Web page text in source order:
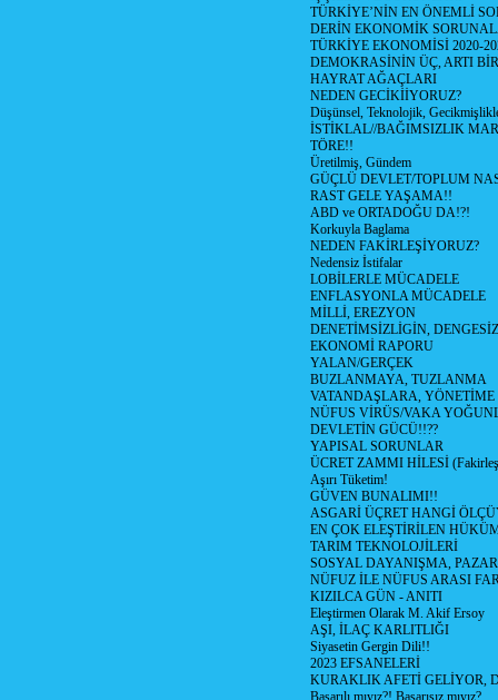
TÜRKİYE’NİN EN ÖNEMLİ
DERİN EKONOMİK
TÜRKİYE EKONOMİSİ 2020-
DEMOKRASİNİN ÜÇ, ARTI
HAYRAT AĞAÇLARI
NEDEN GECİKİİYORUZ?
Düşünsel, Teknolojik,
İSTİKLAL//BAĞIMSIZLIK
TÖRE!!
Üretilmiş, Gündem
GÜÇLÜ DEVLET/TOPLUM
RAST GELE YAŞAMA!!
ABD ve ORTADOĞU DA!?!
Korkuyla Baglama
NEDEN FAKİRLEŞİYORUZ?
Nedensiz İstifalar
LOBİLERLE MÜCADELE
ENFLASYONLA MÜCADELE
MİLLİ, EREZYON
DENETİMSİZLİGİN,
EKONOMİ RAPORU
YALAN/GERÇEK
BUZLANMAYA, TUZLANMA
VATANDAŞLARA,
NÜFUS VİRÜS/VAKA
DEVLETİN GÜCÜ!!??
YAPISAL SORUNLAR
ÜCRET ZAMMI HİLESİ
Aşırı Tüketim!
GÜVEN BUNALIMI!!
ASGARİ ÜÇRET HANGİ
EN ÇOK ELEŞTİRİLEN
TARIM TEKNOLOJİLERİ
SOSYAL DAYANIŞMA,
NÜFUZ İLE NÜFUS ARASI
KIZILCA GÜN - ANITI
Eleştirmen Olarak M. Akif Ersoy
AŞI, İLAÇ KARLITLIĞI
Siyasetin Gergin Dili!!
2023 EFSANELERİ
KURAKLIK AFETİ GELİYOR,
Başarılı mıyız?! Başarısız mıyız?